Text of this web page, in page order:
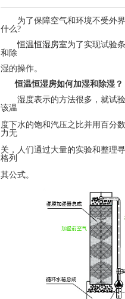
为了保障空气和环境不受外界
什么?
恒温恒湿房室为了实现试验
和除
湿的操作。
恒温恒湿房如何加湿和除湿？
湿度表示的方法很多，就试验
该温
度下水的饱和汽压之比并用百分
力无
关，人们通过大量的实验和整理
格列
其公式。